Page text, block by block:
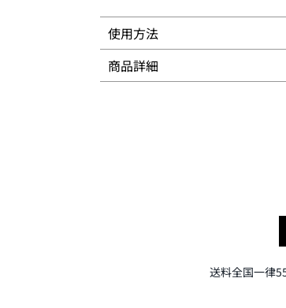
＜SUQQUのギフトサービス＞
使用方法
商品詳細
送料全国一律